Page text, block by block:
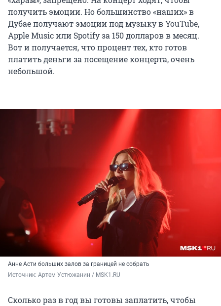
получить эмоции. Но большинство «наших» в
Дубае получают эмоции под музыку в YouTube,
Apple Music или Spotify за 150 долларов в месяц.
Вот и получается, что процент тех, кто готов
платить деньги за посещение концерта, очень
небольшой.
Анне Асти больших залов за границей не собрать
Источник: Артем Устюжанин / MSK1.RU
Сколько раз в год вы готовы заплатить, чтобы